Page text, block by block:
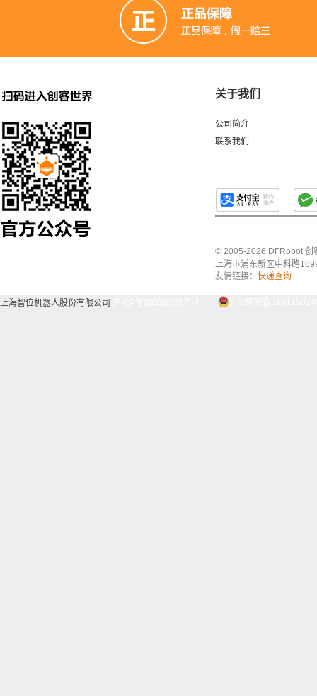
关于我们
公司简介
联系我们
© 2005-2026 DFRobot 创
上海市浦东新区中科路
友情链接： 快递查询
上海智位机器人股份有限公司 沪公网安备